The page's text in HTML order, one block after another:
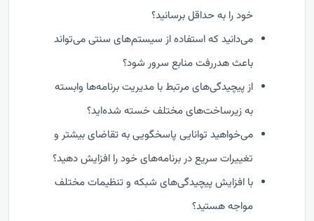
خود را به حداقل برسانید؟
می‌دانید که استفاده از سیستم‌های سنتی می‌تواند
باعث هدررفت منابع سرور شود؟
از پیچیدگی‌های مرتبط با مدیریت برنامه‌ها وابسته
به زیرساخت‌های مختلف خسته شده‌اید؟
می‌خواهید توانایی پاسخگویی به تقاضای بیشتر و
تغییرات سریع در برنامه‌های خود را افزایش دهید؟
با افزایش پیچیدگی‌های شبکه و تنظیمات مختلف
مواجه هستید؟